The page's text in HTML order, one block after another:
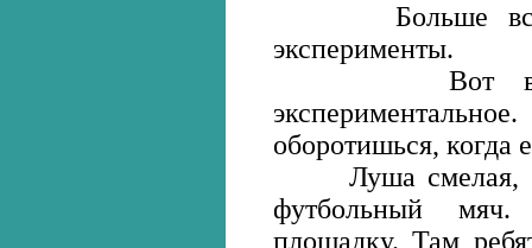
Больше
эксперименты.
Вот варит
оборотишься, когда
Луша смелая,
футбольный
площадку. Там